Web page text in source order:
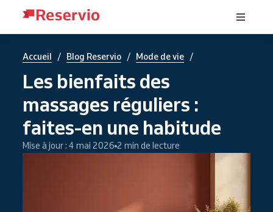
Accueil / Blog Reservio / Mode de vie /
Les bienfaits des
massages réguliers :
faites-en une habitude
Mise à jour : 4 mai 2026 2 min de lecture